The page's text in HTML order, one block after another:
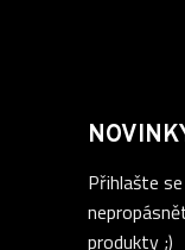
Přihlašte
produkty ;)